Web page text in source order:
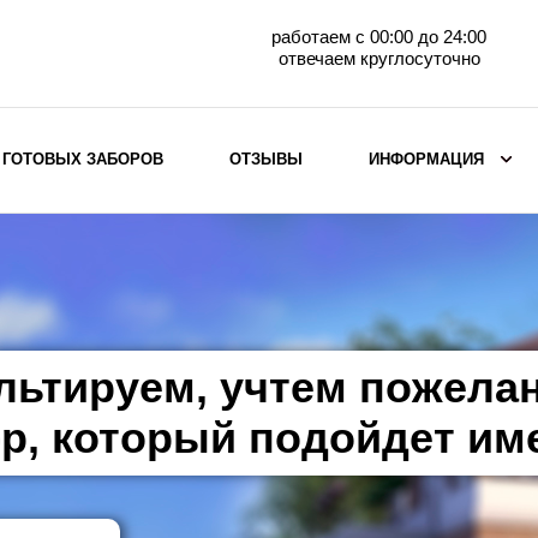
работаем с 00:00 до 24:00
отвечаем круглосуточно
горизонтального
Металлические заборы для дачи
Забор жалюзи с кирпичными столбами
Металлические заборы
Металлические ограждения
ГОТОВЫХ ЗАБОРОВ ОТЗЫВЫ ИНФОРМАЦИЯ
учтем
который подойдет